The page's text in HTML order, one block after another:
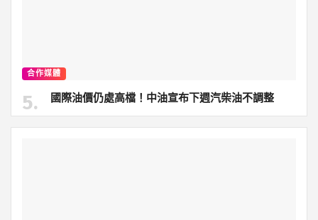
合作媒體
國際油價仍處高檔！中油宣布下週汽柴油不調整